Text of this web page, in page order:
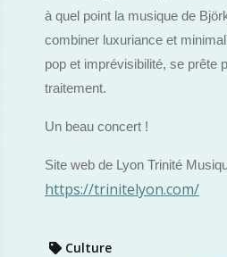
à quel point la musique de
combiner luxuriance et
pop et imprévisibilité, se prête
traitement.
Un beau concert !
Site web de Lyon Trinité
https://trinitelyon.com/
Culture